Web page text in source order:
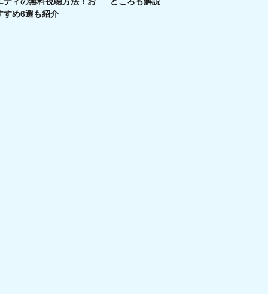
すめ6選も紹介